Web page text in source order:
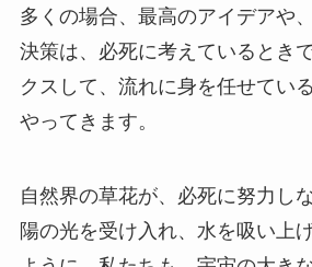
多くの場合、最高のアイデアや
決策は、必死に考えているとき
クスして、流れに身を任せてい
やってきます。
自然界の草花が、必死に努力し
陽の光を受け入れ、水を吸い上